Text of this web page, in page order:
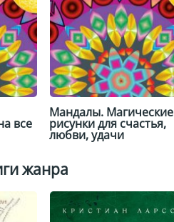
все
Мандалы. Магические
рисунки для счастья,
любви, удачи
жанра